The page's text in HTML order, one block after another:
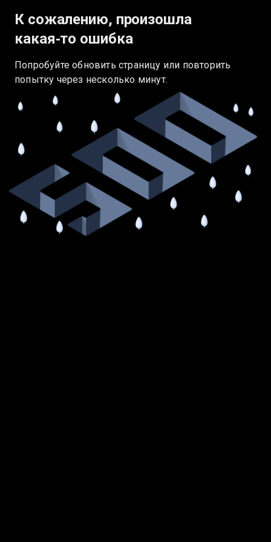
К сожалению, произошла
какая‑то ошибка
Попробуйте обновить страницу или повторить
попытку через несколько минут.